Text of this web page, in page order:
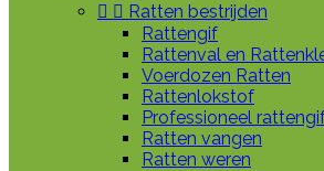
  Ratten bestrijden
Rattengif
Rattenval en
Voerdozen Ratten
Rattenlokstof
Professioneel
Ratten vangen
Ratten weren